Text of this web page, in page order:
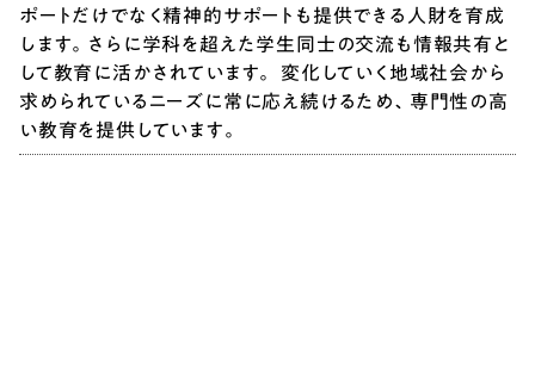
ポートだけでなく精神的サポートも提供できる人財を育成
します。さらに学科を超えた学生同士の交流も情報共有と
して教育に活かされています。 変化していく地域社会から
求められているニーズに常に応え続けるため、専門性の高
い教育を提供しています。